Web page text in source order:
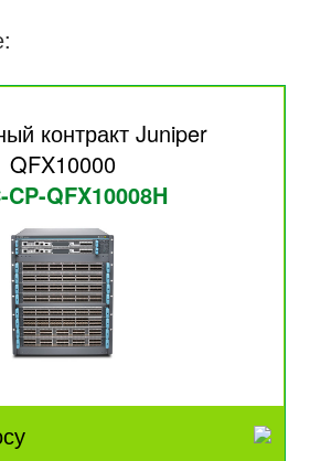
контракт Juniper
QFX10000
CP-QFX10008H